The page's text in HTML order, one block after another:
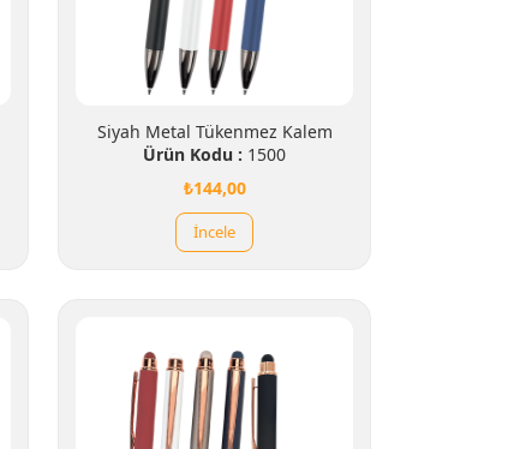
Siyah Metal Tükenmez Kalem
Ürün Kodu : 1500
₺144,00
İncele